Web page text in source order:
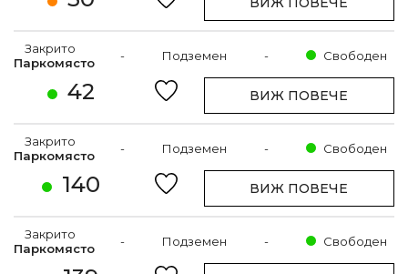
42
Закрито
Паркомясто
- Подземен - Свободен
ВИЖ ПОВЕЧЕ
140
Закрито
Паркомясто
- Подземен - Свободен
ВИЖ ПОВЕЧЕ
Закрито
Паркомясто
- Подземен - Свободен